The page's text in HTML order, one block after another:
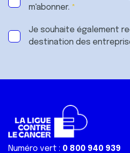
m'abonner.
Je souhaite également
destination des
Numéro vert : 0 800 940 939